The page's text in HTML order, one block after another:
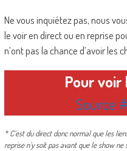
Ne vous inquiétez pas, nous
le voir en direct ou en reprise
n’ont pas la chance d’avoir les
Pour voir
Source
* C’est du direct donc normal que les
reprise n’y soit pas avant que le show